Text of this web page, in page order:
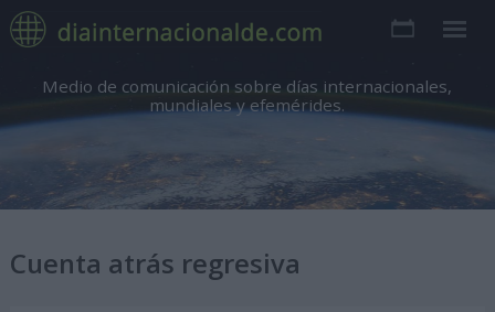
Medio de comunicación sobre días internacionales,
mundiales y efemérides.
Cuenta atrás regresiva